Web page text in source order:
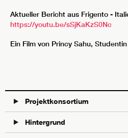
Aktueller Bericht aus Frigento -
https://youtu.be/sSjKaKzS0Nc
Ein Film von Princy Sahu,
Projektkonsortium
Hintergrund